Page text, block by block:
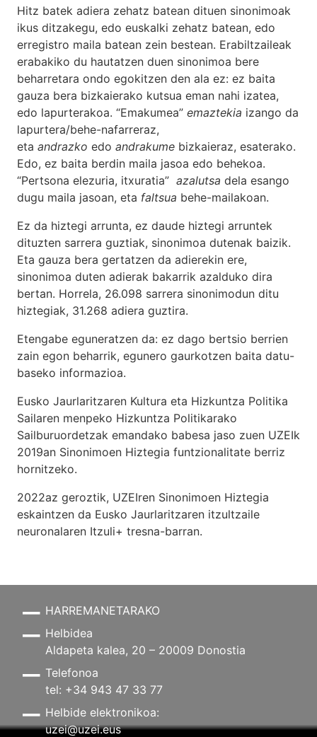
Hitz batek adiera zehatz batean dituen sinonimoak
ikus ditzakegu, edo euskalki zehatz batean, edo
erregistro maila batean zein bestean. Erabiltzaileak
erabakiko du hautatzen duen sinonimoa bere
beharretara ondo egokitzen den ala ez: ez baita
gauza bera bizkaierako kutsua eman nahi izatea,
edo lapurterakoa. “Emakumea” emaztekia izango da
lapurtera/behe-nafarreraz,
eta andrazko edo andrakume bizkaieraz, esaterako.
Edo, ez baita berdin maila jasoa edo behekoa.
“Pertsona elezuria, itxuratia” azalutsa dela esango
dugu maila jasoan, eta faltsua behe-mailakoan.
Ez da hiztegi arrunta, ez daude hiztegi arruntek
dituzten sarrera guztiak, sinonimoa dutenak baizik.
Eta gauza bera gertatzen da adierekin ere,
sinonimoa duten adierak bakarrik azalduko dira
bertan. Horrela, 26.098 sarrera sinonimodun ditu
hiztegiak, 31.268 adiera guztira.
Etengabe eguneratzen da: ez dago bertsio berrien
zain egon beharrik, egunero gaurkotzen baita datu-
baseko informazioa.
Eusko Jaurlaritzaren Kultura eta Hizkuntza Politika
Sailaren menpeko Hizkuntza Politikarako
Sailburuordetzak emandako babesa jaso zuen UZEIk
2019an Sinonimoen Hiztegia funtzionalitate berriz
hornitzeko.
2022az geroztik, UZEIren Sinonimoen Hiztegia
eskaintzen da Eusko Jaurlaritzaren itzultzaile
neuronalaren Itzuli+ tresna-barran.
HARREMANETARAKO
Helbidea
Aldapeta kalea, 20 – 20009 Donostia
Telefonoa
tel: +34 943 47 33 77
Helbide elektronikoa:
uzei@uzei.eus